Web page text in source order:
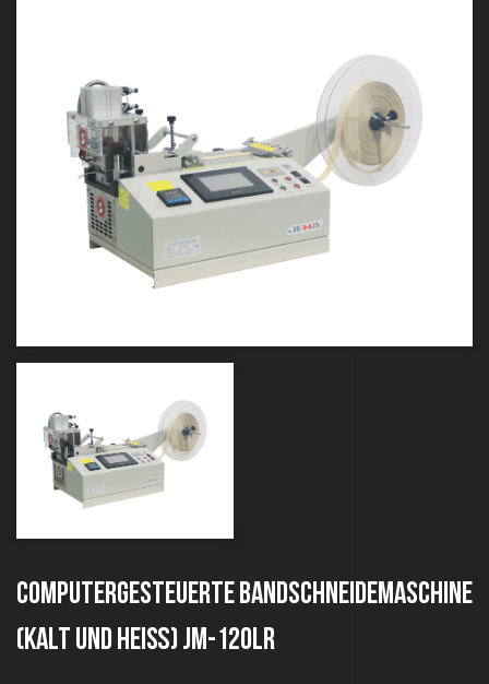
Computergesteuerte Bandschneidemaschine
(kalt und heiß) JM-120LR